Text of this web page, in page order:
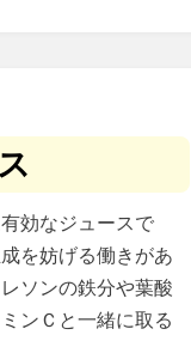
効なジュースで
を妨げる働きがあ
ソンの鉄分や葉酸
ンＣと一緒に取る